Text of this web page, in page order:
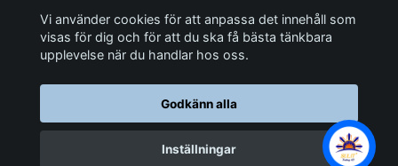
Sociala medier
© 2026 Sulit Trading
Vi använder cookies för att anpassa det innehåll som
visas för dig och för att du ska få bästa tänkbara
upplevelse när du handlar hos oss.
Godkänn alla
Inställningar